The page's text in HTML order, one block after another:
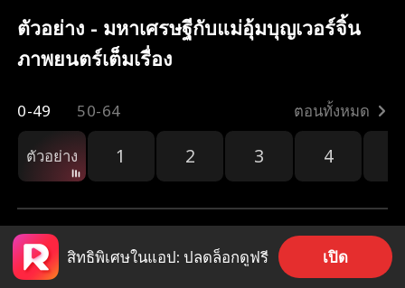
ตัวอย่าง - มหาเศรษฐีกับแม่อุ้มบุญเวอร์จิ้น
ภาพยนตร์เต็มเรื่อง
0-49 50-64 ตอนทั้งหมด
ตัวอย่าง 1 2 3 4
5.8k แชร์
สิทธิพิเศษในแอป: ปลดล็อกดูฟรี เปิด